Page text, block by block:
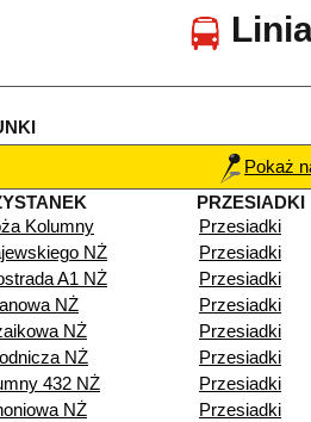
Pokaż
PRZESIADKI
Kolumny
Przesiadki
NŻ
Przesiadki
A1 NŻ
Przesiadki
NŻ
Przesiadki
NŻ
Przesiadki
NŻ
Przesiadki
432 NŻ
Przesiadki
NŻ
Przesiadki